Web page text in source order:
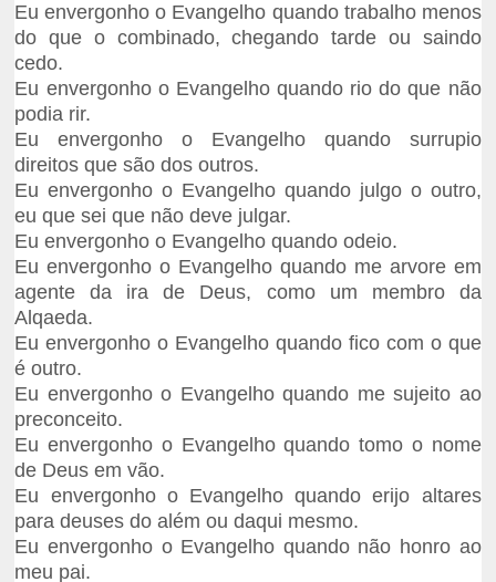
Eu envergonho o Evangelho quando trabalho menos
do que o combinado, chegando tarde ou saindo
cedo.
Eu envergonho o Evangelho quando rio do que não
podia rir.
Eu envergonho o Evangelho quando surrupio
direitos que são dos outros.
Eu envergonho o Evangelho quando julgo o outro,
eu que sei que não deve julgar.
Eu envergonho o Evangelho quando odeio.
Eu envergonho o Evangelho quando me arvore em
agente da ira de Deus, como um membro da
Alqaeda.
Eu envergonho o Evangelho quando fico com o que
é outro.
Eu envergonho o Evangelho quando me sujeito ao
preconceito.
Eu envergonho o Evangelho quando tomo o nome
de Deus em vão.
Eu envergonho o Evangelho quando erijo altares
para deuses do além ou daqui mesmo.
Eu envergonho o Evangelho quando não honro ao
meu pai.